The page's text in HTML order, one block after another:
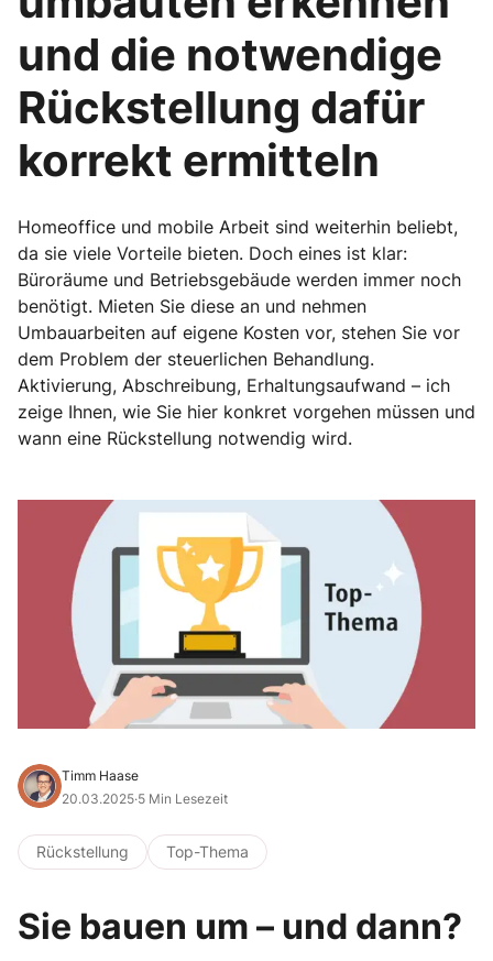
und die notwendige
Rückstellung dafür
korrekt ermitteln
Homeoffice und mobile Arbeit sind weiterhin beliebt,
da sie viele Vorteile bieten. Doch eines ist klar:
Büroräume und Betriebsgebäude werden immer noch
benötigt. Mieten Sie diese an und nehmen
Umbauarbeiten auf eigene Kosten vor, stehen Sie vor
dem Problem der steuerlichen Behandlung.
Aktivierung, Abschreibung, Erhaltungsaufwand – ich
zeige Ihnen, wie Sie hier konkret vorgehen müssen und
wann eine Rückstellung notwendig wird.
Timm Haase
20.03.2025·5 Min Lesezeit
Rückstellung Top-Thema
Sie bauen um – und dann?